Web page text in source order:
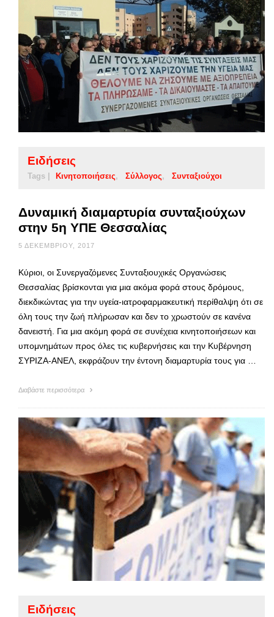
Ειδήσεις
Tags | Κινητοποιήσεις Σύλλογος Συνταξιούχοι
Δυναμική διαμαρτυρία συνταξιούχων
στην 5η YΠΕ Θεσσαλίας
5 ΔΕΚΕΜΒΡΊΟΥ, 2017
Κύριοι, οι Συνεργαζόμενες Συνταξιουχικές Οργανώσεις
Θεσσαλίας βρίσκονται για μια ακόμα φορά στους δρόμους,
διεκδικώντας για την υγεία-ιατροφαρμακευτική περίθαλψη ότι σε
όλη τους την ζωή πλήρωσαν και δεν το χρωστούν σε κανένα
δανειστή. Για μια ακόμη φορά σε συνέχεια κινητοποιήσεων και
υπομνημάτων προς όλες τις κυβερνήσεις και την Κυβέρνηση
ΣΥΡΙΖΑ-ΑΝΕΛ, εκφράζουν την έντονη διαμαρτυρία τους για …
Διαβάστε περισσότερα
Ειδήσεις